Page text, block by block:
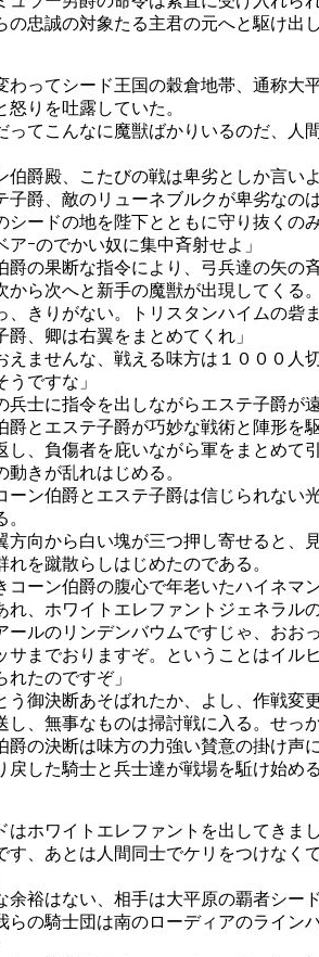
の忠誠の対象たる主君の元へと駆け出し
わってシード王国の穀倉地帯、通称大
怒りを吐露していた。
ってこんなに魔獣ばかりいるのだ、人
伯爵殿、こたびの戦は卑劣としか言い
子爵、敵のリューネブルクが卑劣なの
シードの地を陛下とともに守り抜くの
アｰのでかい奴に集中斉射せよ」
爵の果断な指令により、弓兵達の矢の
から次へと新手の魔獣が出現してくる。
、きりがない。トリスタンハイムの砦
爵、卿は右翼をまとめてくれ」
えませんな、戦える味方は１０００人
うですな」
兵士に指令を出しながらエステ子爵が
爵とエステ子爵が巧妙な戦術と陣形を
し、負傷者を庇いながら軍をまとめて
動きが乱れはじめる。
ーン伯爵とエステ子爵は信じられない
方向から白い塊が三つ押し寄せると、
れを蹴散らしはじめたのである。
コーン伯爵の腹心で年老いたハイネマ
れ、ホワイトエレファントジェネラル
ールのリンデンバウムですじゃ、おお
サまでおりますぞ。ということはイル
れたのですぞ」
う御決断あそばれたか、よし、作戦変
し、無事なものは掃討戦に入る。せっ
爵の決断は味方の力強い賛意の掛け声
戻した騎士と兵士達が戦場を駈け始める
はホワイトエレファントを出してきま
す、あとは人間同士でケリをつけなく
余裕はない、相手は大平原の覇者シー
らの騎士団は南のローディアのライン